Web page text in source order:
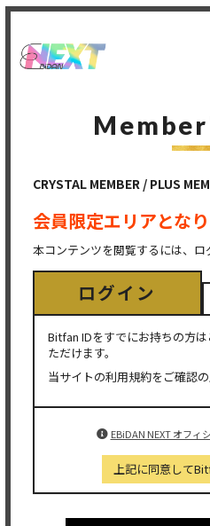
CRYSTAL MEMBER / PLUS
会員限定エリアとな
本コンテンツを閲覧するには、ロ
ログイン
Bitfan IDをすでにお持ちの方
ただけます。
当サイトの利用規約をご確認
EBiDAN NEXT オフィ
上記に同意して